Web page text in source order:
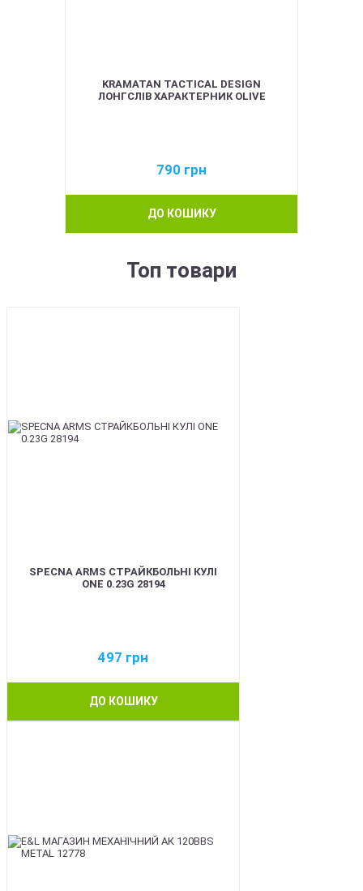
KRAMATAN TACTICAL DESIGN
ЛОНГСЛІВ ХАРАКТЕРНИК OLIVE
790 грн
ДО КОШИКУ
Топ товари
SPECNA ARMS СТРАЙКБОЛЬНІ КУЛІ
ONE 0.23G 28194
497 грн
ДО КОШИКУ